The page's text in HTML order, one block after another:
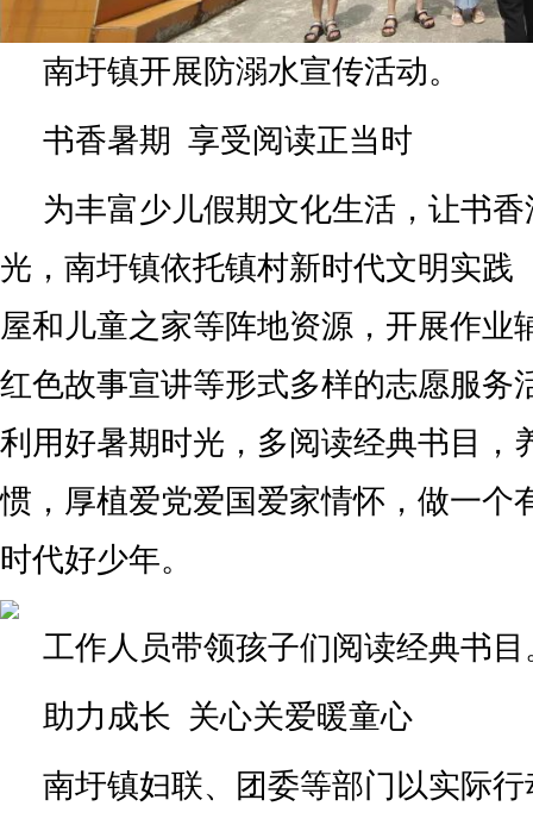
南圩镇开展防溺水宣传活动。
书香暑期 享受阅读正当时
为丰富少儿假期文化生活，让书
光，南圩镇依托镇村新时代文明实践
屋和儿童之家等阵地资源，开展作业
红色故事宣讲等形式多样的志愿服务
利用好暑期时光，多阅读经典书目，
惯，厚植爱党爱国爱家情怀，做一个
时代好少年。
工作人员带领孩子们阅读经典书目
助力成长 关心关爱暖童心
南圩镇妇联、团委等部门以实际